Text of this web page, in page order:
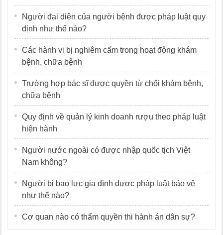
Người đại diện của người bệnh được pháp luật quy
định như thế nào?
Các hành vi bị nghiêm cấm trong hoạt động khám
bệnh, chữa bệnh
Trường hợp bác sĩ được quyền từ chối khám bệnh,
chữa bệnh
Quy định về quản lý kinh doanh rượu theo pháp luật
hiện hành
Người nước ngoài có được nhập quốc tịch Việt
Nam không?
Người bị bạo lực gia đình được pháp luật bảo vệ
như thế nào?
Cơ quan nào có thẩm quyền thi hành án dân sự?